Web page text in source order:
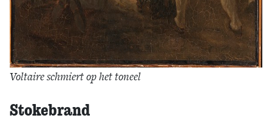
Voltaire schmiert op het toneel
Stokebrand